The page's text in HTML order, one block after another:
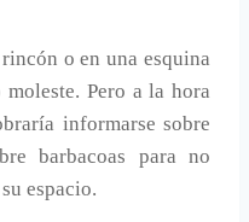
o en una esquina
Pero a la hora
informarse sobre
barbacoas para no
espacio.